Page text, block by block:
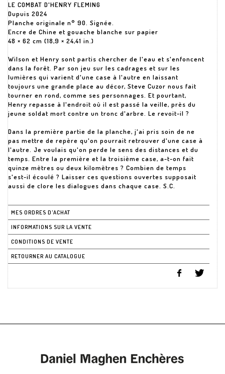
LE COMBAT D'HENRY FLEMING
Dupuis 2024
Planche originale n° 90. Signée.
Encre de Chine et gouache blanche sur papier
48 × 62 cm (18,9 × 24,41 in.)
Wilson et Henry sont partis chercher de l'eau et s'enfoncent
dans la forêt. Par son jeu sur les cadrages et sur les
lumières qui varient d'une case à l'autre en laissant
toujours une grande place au décor, Steve Cuzor nous fait
tourner en rond, comme ses personnages. Et pourtant,
Henry repasse à l'endroit où il est passé la veille, près du
jeune soldat mort contre un tronc d'arbre. Le revoit-il ?
Dans la première partie de la planche, j'ai pris soin de ne
pas mettre de repère qu'on pourrait retrouver d'une case à
l'autre. Je voulais qu'on perde le sens des distances et du
temps. Entre la première et la troisième case, a-t-on fait
quinze mètres ou deux kilomètres ? Combien de temps
s'est-il écoulé ? Laisser ces questions ouvertes supposait
aussi de clore les dialogues dans chaque case. S.C.
MES ORDRES D'ACHAT
INFORMATIONS SUR LA VENTE
CONDITIONS DE VENTE
RETOURNER AU CATALOGUE